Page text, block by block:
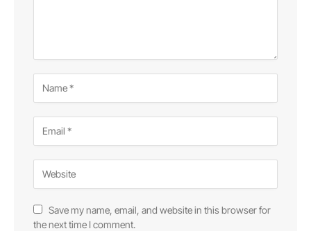
Save my name, email, and website in this browser for
the next time I comment.